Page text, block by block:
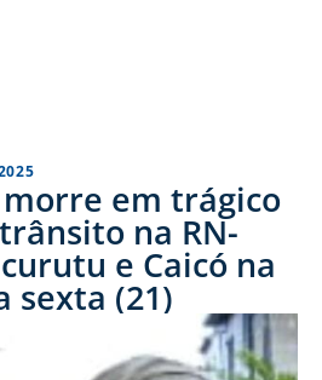
em trágico
na RN-
e Caicó na
sexta (21)